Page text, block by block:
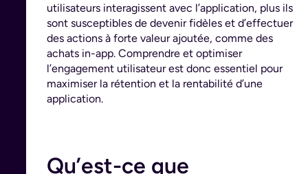
utilisateurs interagissent avec l’application, plus ils
sont susceptibles de devenir fidèles et d’effectuer
des actions à forte valeur ajoutée, comme des
achats in-app. Comprendre et optimiser
l’engagement utilisateur est donc essentiel pour
maximiser la rétention et la rentabilité d’une
application.
Qu’est-ce que